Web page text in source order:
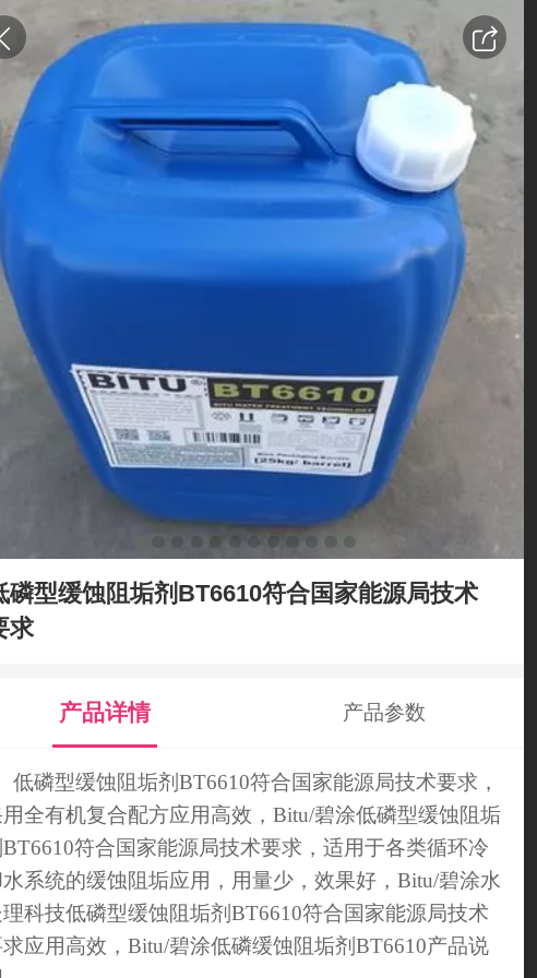
磷型缓蚀阻垢剂BT6610符合国家能源局技术
求
产品详情 产品参数
低磷型缓蚀阻垢剂BT6610符合国家能源局技术要求，
全有机复合配方应用高效， Bitu/碧涂低磷型缓蚀阻垢
符合国家能源局技术要求，适用于各类循环冷
系统的缓蚀阻垢应用，用量少，效果好， Bitu/碧涂水
科技低磷型缓蚀阻垢剂BT6610符合国家能源局技术
应用高效，Bitu/碧涂低磷缓蚀阻垢剂BT6610产品说